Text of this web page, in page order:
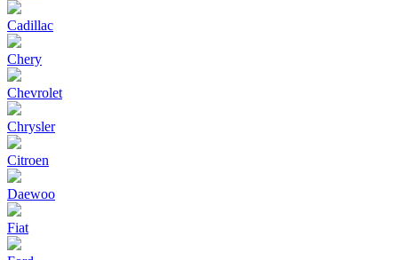
Cadillac
Chery
Chevrolet
Chrysler
Citroen
Daewoo
Fiat